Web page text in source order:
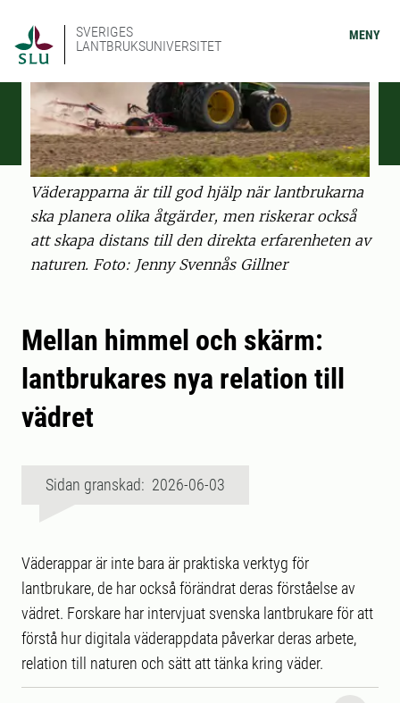
SVERIGES
LANTBRUKSUNIVERSITET
MENY
Väderapparna är till god hjälp när lantbrukarna
ska planera olika åtgärder, men riskerar också
att skapa distans till den direkta erfarenheten av
naturen. Foto: Jenny Svennås Gillner
Mellan himmel och skärm:
lantbrukares nya relation till
vädret
Sidan granskad: 2026-06-03
Väderappar är inte bara är praktiska verktyg för
lantbrukare, de har också förändrat deras förståelse av
vädret. Forskare har intervjuat svenska lantbrukare för att
förstå hur digitala väderappdata påverkar deras arbete,
relation till naturen och sätt att tänka kring väder.